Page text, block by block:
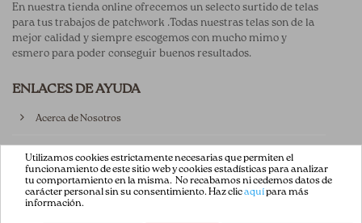
En nuestra tienda online ofrecemos un selecto surtido de telas
para tus trabajos de patchwork .Todas nuestras telas son de la
mejor calidad y siempre escogemos con mucho mimo y
esmero para poder conseguir buenos resultados.
ENLACES DE AYUDA
Acerca de Nosotros
Aviso Legal
Términos y Condiciones
Utilizamos cookies estrictamente necesarias que permiten el
funcionamiento de este sitio web y cookies estadísticas para analizar
tu comportamiento en la misma. No recabamos ni cedemos datos de
carácter personal sin su consentimiento. Haz clicaquípara más
información.